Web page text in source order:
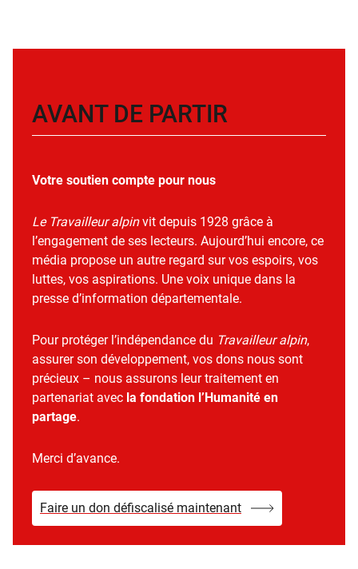
AVANT DE PARTIR
Votre soutien compte pour nous
Le Travailleur alpinvit depuis 1928 grâce à
l’engagement de ses lecteurs. Aujourd’hui encore, ce
média propose un autre regard sur vos espoirs, vos
luttes, vos aspirations. Une voix unique dans la
presse d’information départementale.
Pour protéger l’indépendance du Travailleur alpin,
assurer son développement, vos dons nous sont
précieux – nous assurons leur traitement en
partenariat avec la fondation l’Humanité en
partage.
Merci d’avance.
Faire un don défiscalisé maintenant